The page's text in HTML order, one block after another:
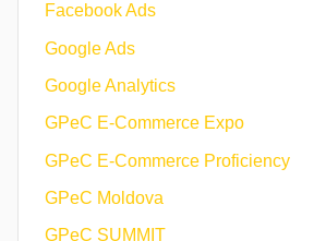
Facebook Ads
Google Ads
Google Analytics
GPeC E-Commerce Expo
GPeC E-Commerce Proficiency
GPeC Moldova
GPeC SUMMIT